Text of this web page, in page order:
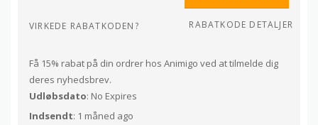
VIRKEDE RABATKODEN? RABATKODE DETALJER
Få 15% rabat på din ordrer hos Animigo ved at tilmelde dig
deres nyhedsbrev.
Udløbsdato: No Expires
Indsendt: 1 måned ago